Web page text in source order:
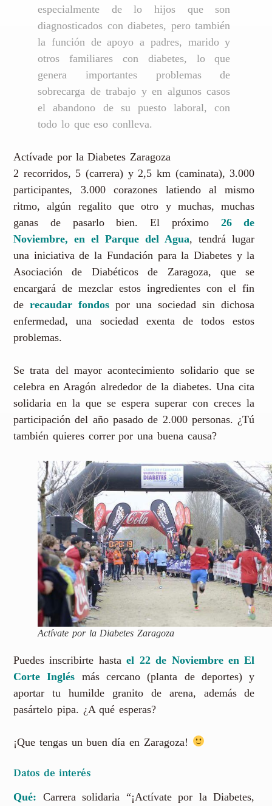
especialmente de lo hijos que son
diagnosticados con diabetes, pero también
la función de apoyo a padres, marido y
otros familiares con diabetes, lo que
genera importantes problemas de
sobrecarga de trabajo y en algunos casos
el abandono de su puesto laboral, con
todo lo que eso conlleva.
Actívade por la Diabetes Zaragoza
2 recorridos, 5 (carrera) y 2,5 km (caminata), 3.000
participantes, 3.000 corazones latiendo al mismo
ritmo, algún regalito que otro y muchas, muchas
ganas de pasarlo bien. El próximo26 de
Noviembre, en el Parque del Agua, tendrá lugar
una iniciativa de la Fundación para la Diabetes y la
Asociación de Diabéticos de Zaragoza, que se
encargará de mezclar estos ingredientes con el fin
derecaudar fondos por una sociedad sin dichosa
enfermedad, una sociedad exenta de todos estos
problemas.
Se trata del mayor acontecimiento solidario que se
celebra en Aragón alrededor de la diabetes. Una cita
solidaria en la que se espera superar con creces la
participación del año pasado de 2.000 personas. ¿Tú
también quieres correr por una buena causa?
Actívate por la Diabetes Zaragoza
Puedes inscribirte hasta el 22 de Noviembre en El
Corte Inglés más cercano (planta de deportes) y
aportar tu humilde granito de arena, además de
pasártelo pipa. ¿A qué esperas?
¡Que tengas un buen día en Zaragoza!
Datos de interés
Qué: Carrera solidaria “¡Actívate por la Diabetes,